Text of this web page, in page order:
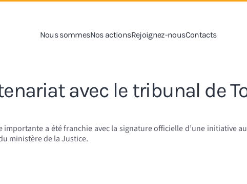
Nous sommesNos actionsRejoignez-nousContacts
avec le tribunal de
a été franchie avec la signature officielle d’une initiative
ministère de la Justice.